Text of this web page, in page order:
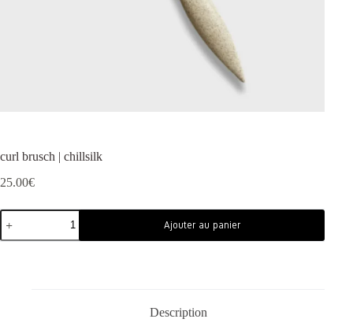
curl brusch | chillsilk
25.00€
Ajouter au panier
Description